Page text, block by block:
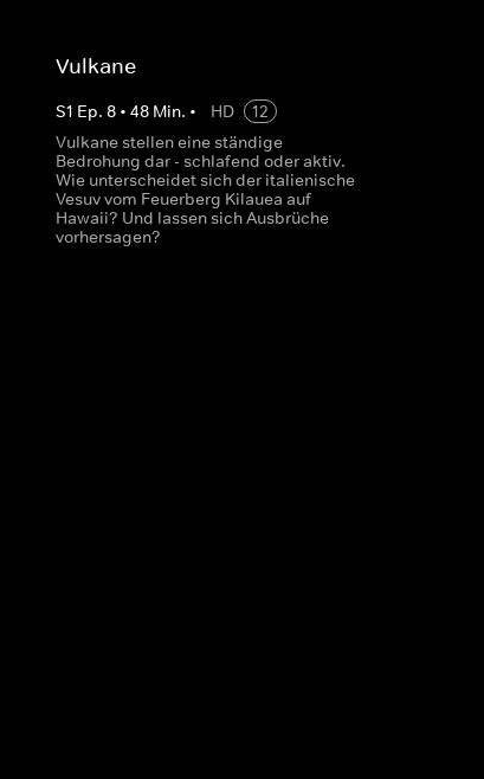
Vulkane
S1 Ep. 8• 48Min. • HD
12
Vulkane stellen eine ständige
Bedrohung dar - schlafend oder aktiv.
Wie unterscheidet sich der italienische
Vesuv vom Feuerberg Kilauea auf
Hawaii? Und lassen sich Ausbrüche
vorhersagen?